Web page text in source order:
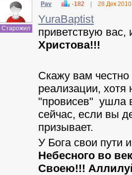
Старожил
Pav -182 28 Дек 2010
YuraBaptist
приветствую
Христова!!!
Скажу вам честно
реализации, хотя
"провисев" ушла
сейчас, если вы
призывает.
У Бога свои пути
Небесного во
Своею!!!